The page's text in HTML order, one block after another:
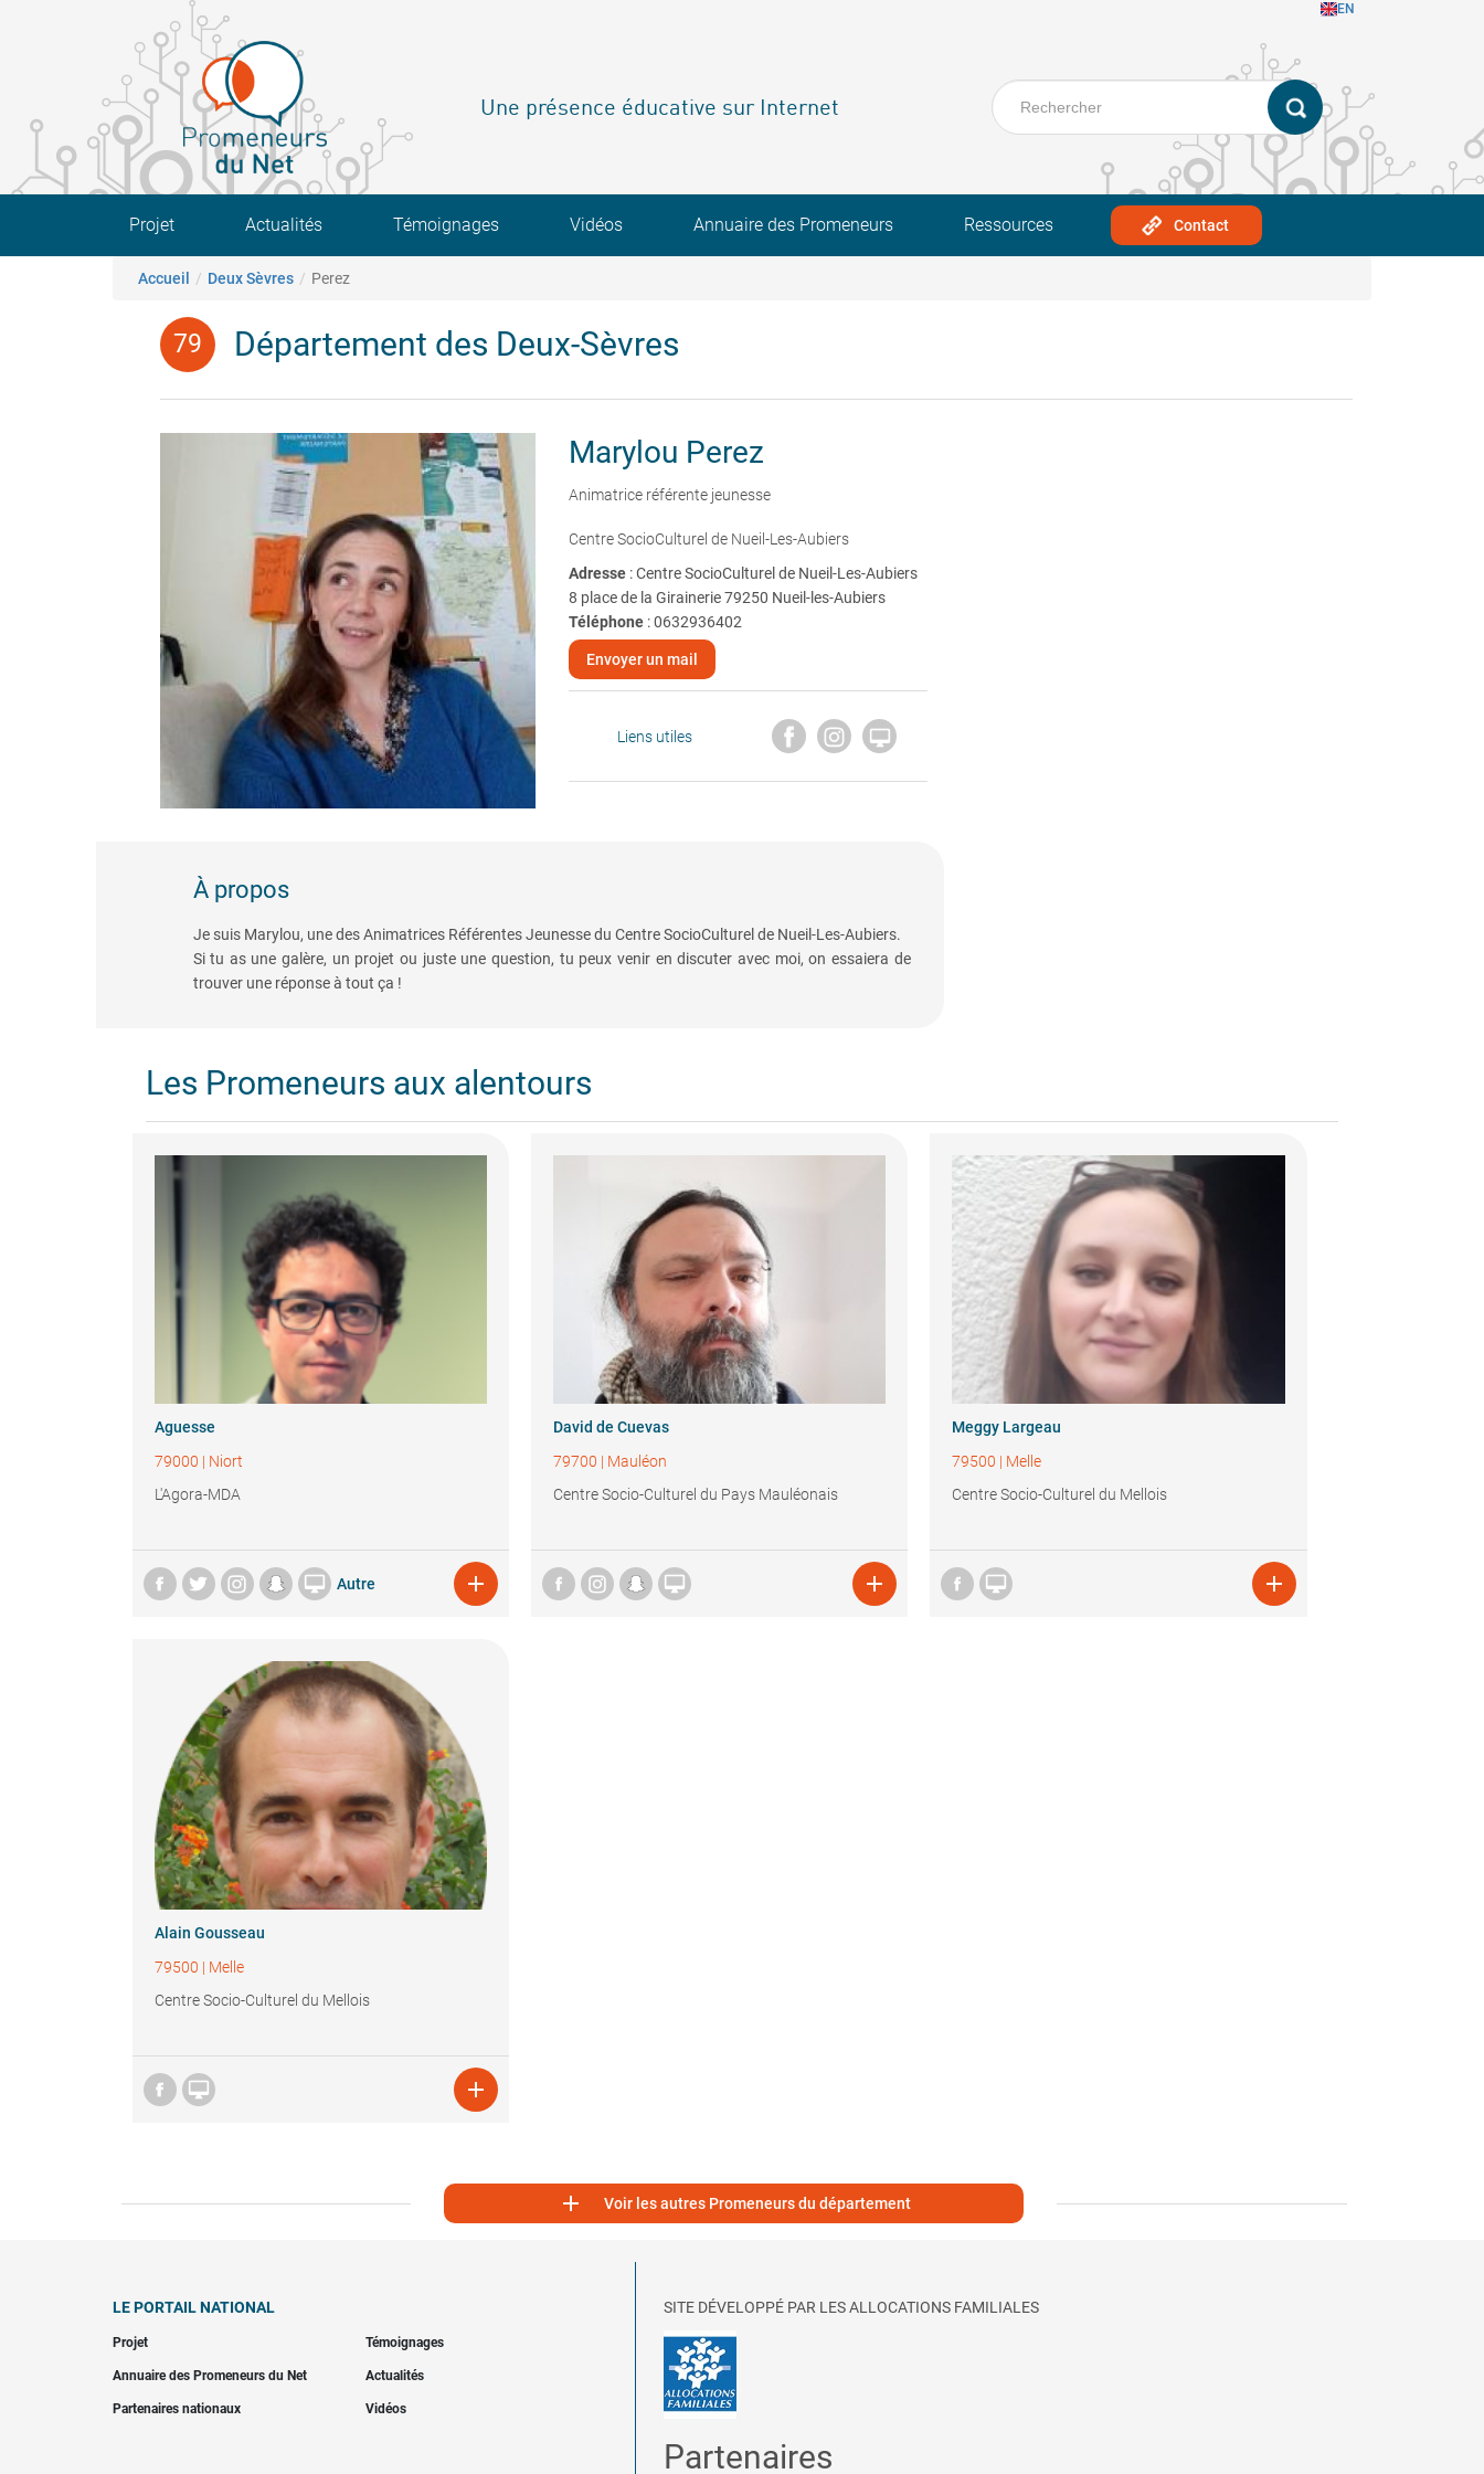
EN
Une présence éducative sur Internet
Main navigation
Projet Actualités Témoignages Vidéos Annuaire des Promeneurs Ressources Contact
Fil d'Ariane
Accueil Deux Sèvres Perez
Département des Deux-Sèvres
Marylou Perez
Animatrice référente jeunesse
Centre SocioCulturel de Nueil-Les-Aubiers
Adresse : Centre SocioCulturel de Nueil-Les-Aubiers
8 place de la Girainerie 79250 Nueil-les-Aubiers
Téléphone:0632936402
Envoyer un mail
Liens utiles 
À propos
Je suis Marylou, une des Animatrices Référentes Jeunesse du Centre SocioCulturel de Nueil-Les-Aubiers.
Si tu as une galère, un projet ou juste une question, tu peux venir en discuter avec moi, on essaiera de
trouver une réponse à tout ça !
Les Promeneurs aux alentours
Aguesse
79000 | Niort
L'Agora-MDA
 Autre 
David de Cuevas
79700 | Mauléon
Centre Socio-Culturel du Pays Mauléonais
 
Meggy Largeau
79500 | Melle
Centre Socio-Culturel du Mellois
 
Alain Gousseau
79500 | Melle
Centre Socio-Culturel du Mellois
 
 Voir les autres Promeneurs du département
LE PORTAIL NATIONAL
Projet Témoignages
Annuaire des Promeneurs du Net Actualités
Partenaires nationaux Vidéos
SITE DÉVELOPPÉ PAR LES ALLOCATIONS FAMILIALES
Partenaires